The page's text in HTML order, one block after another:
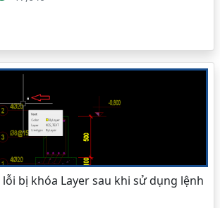
lỗi bị khóa Layer sau khi sử dụng lệnh